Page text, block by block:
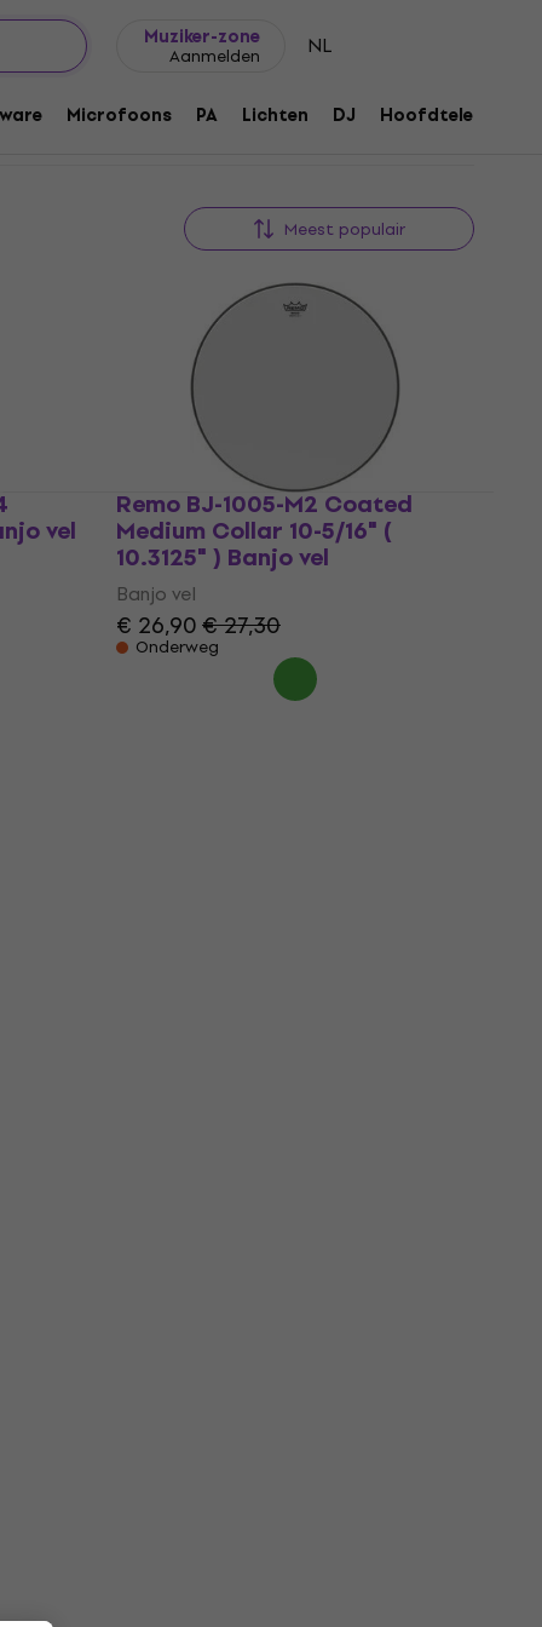
Muziker-zone
Aanmelden NL
Microfoons PA Lichten DJ Hoofdtelefoons
Meest populair
vel
Remo BJ-1005-M2 Coated
Medium Collar 10-5/16" (
10.3125" ) Banjo vel
Banjo vel
€ 26,90€ 27,30
Onderweg